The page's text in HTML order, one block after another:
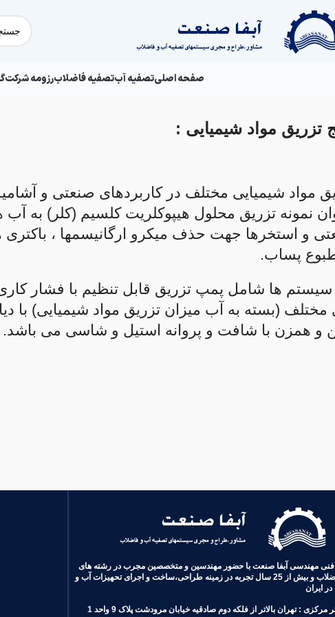
صفحه اصلیتصفیه آبتصفیه فاضلابرزومه شرکت
تزریق مواد شیمیایی :
مواد شیمیایی مختلف در کاربردهای صنعتی و
نمونه تزریق محلول هیپوکلریت کلسیم (کلر) به
و استخرها جهت حذف میکرو ارگانیسمها ،
پساب.
مختلف (بسته به آب میزان تزریق مواد شیمیایی) با
و همزن با شافت و پروانه استیل و شاسی می باشد.
مهندسی آبفا صنعت با حضور مهندسین و متخصصین مجرب در رشته های
آب و فاضلاب و بیش از 25 سال تجربه در زمینه طراحی،ساخت و اجرای تحهیزات آب و
ایران
ر مرکزی : تهران بالاتر از فلکه دوم صادقیه خیابان مرودشت پلاک 9 و احد